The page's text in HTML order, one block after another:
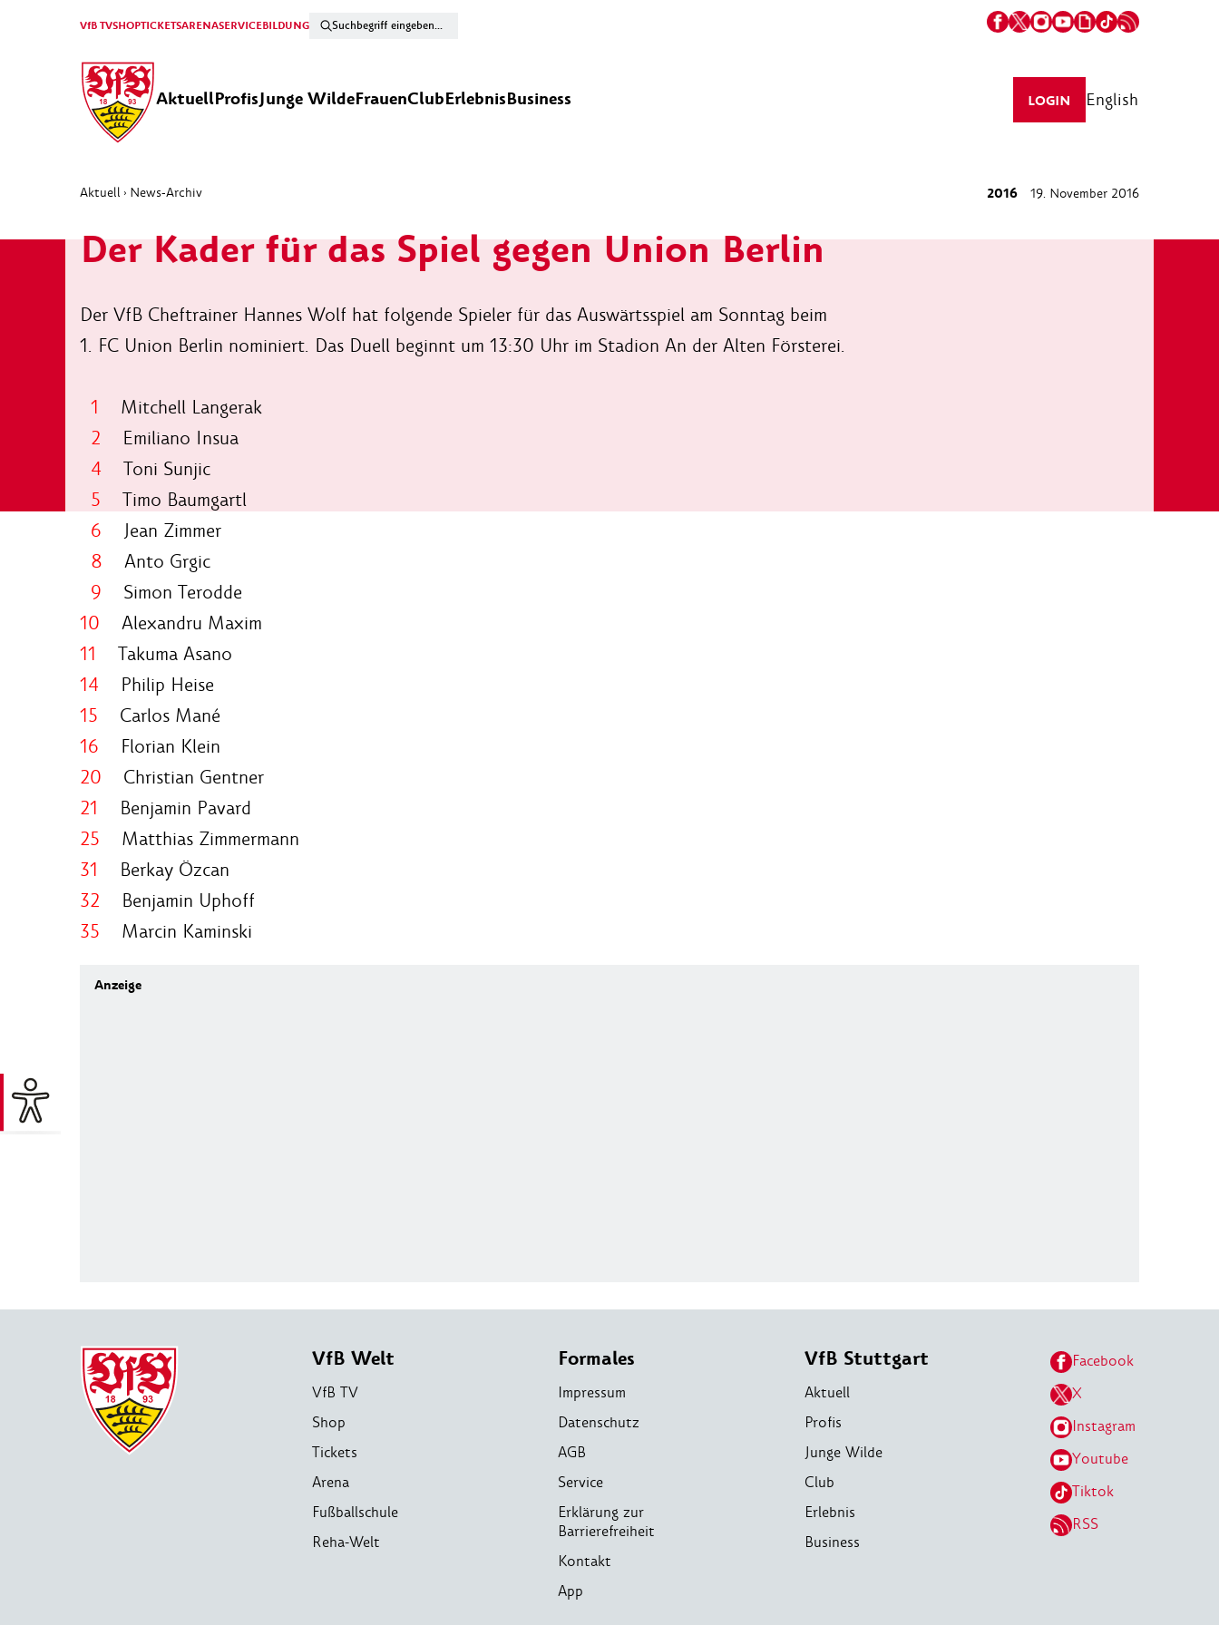
VfB TVSHOPTICKETSARENASERVICEBILDUNG
AktuellProfisJunge WildeFrauenClubErlebnisBusiness LOGIN English
Aktuell › News-Archiv 2016 19. November 2016
Der Kader für das Spiel gegen Union Berlin
Der VfB Cheftrainer Hannes Wolf hat folgende Spieler für das Auswärtsspiel am Sonntag beim
1. FC Union Berlin nominiert. Das Duell beginnt um 13:30 Uhr im Stadion An der Alten Försterei.
1 Mitchell Langerak
2
Emiliano Insua
4
Toni Sunjic
5
Timo Baumgartl
6
Jean Zimmer
8
Anto Grgic
9
Simon Terodde
10 Alexandru Maxim
11 Takuma Asano
14 Philip Heise
15 Carlos Mané
16 Florian Klein
20
Christian Gentner
21 Benjamin Pavard
25 Matthias Zimmermann
31
Berkay Özcan
32 Benjamin Uphoff
35 Marcin Kaminski
VfB Welt
VfB TV
Shop
Tickets
Arena
Fußballschule
Reha-Welt
Formales
Impressum
Datenschutz
AGB
Service
Erklärung zur
Barrierefreiheit
Kontakt
App
VfB Stuttgart
Aktuell
Profis
Junge Wilde
Club
Erlebnis
Business
Facebook
X
Instagram
Youtube
Tiktok
RSS